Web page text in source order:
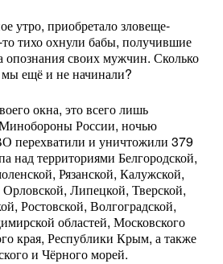
утро, приобретало зловеще-
тихо охнули бабы, получившие
опознания своих мужчин. Сколько
ещё и не начинали?
окна, это всего лишь
России, ночью
перехватили и уничтожили 379
над территориями Белгородской,
Рязанской, Калужской,
Липецкой, Тверской,
Ростовской, Волгоградской,
областей, Московского
края, Республики Крым, а также
и Чёрного морей.